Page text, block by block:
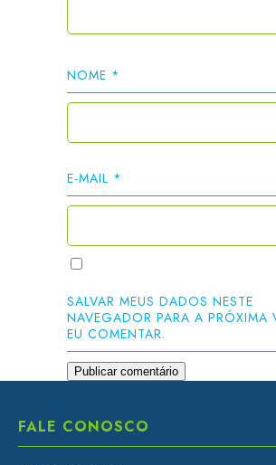
NOME *
E-MAIL *
SALVAR MEUS DADOS NESTE
NAVEGADOR PARA A PRÓXIMA
EU COMENTAR.
FALE CONOSCO